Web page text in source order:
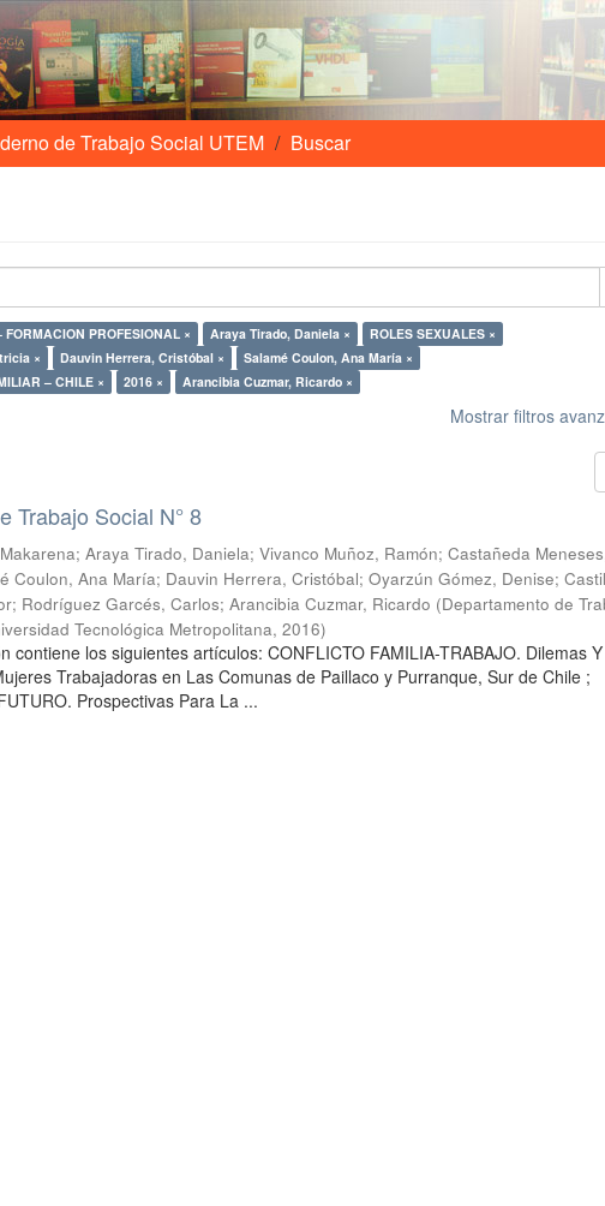
de Trabajo Social UTEM Buscar
PROFESIONAL × Araya Tirado, Daniela ×
ROLES SEXUALES ×
× Dauvin Herrera, Cristóbal ×
Salamé Coulon, Ana María ×
TRABAJO SOCIAL FAMILIAR – CHILE × 2016 × Arancibia Cuzmar, Ricardo ×
Mostrar filtros
Trabajo Social N° 8
;Araya Tirado, Daniela;Vivanco Muñoz, Ramón;Castañeda
Coulon, Ana María; Dauvin Herrera, Cristóbal;Oyarzún Gómez, Denise;
; Rodríguez Garcés, Carlos;Arancibia Cuzmar, Ricardo (Departamento de
Tecnológica Metropolitana,2016)
contiene los siguientes artículos: CONFLICTO FAMILIA-TRABAJO. Dilemas Y
Trabajadoras en Las Comunas de Paillaco y Purranque, Sur de Chile ;
Prospectivas Para La ...